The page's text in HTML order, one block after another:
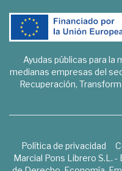
Ayudas públicas para la
medianas empresas del
Recuperación,
Política de privacidad
Marcial Pons Librero S.L.